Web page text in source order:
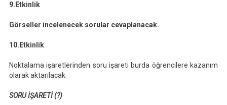
9.Etkinlik
Görseller incelenecek sorular cevaplanacak.
10.Etkinlik
Noktalama işaretlerinden soru işareti burda öğrencilere kazanım
olarak aktarılacak.
SORU İŞARETİ (?)